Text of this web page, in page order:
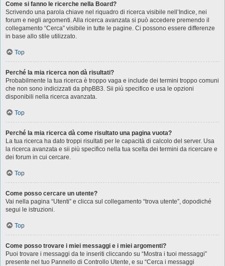
Come si fanno le ricerche nella Board?
Scrivendo una parola chiave nel riquadro di ricerca visibile nell’Indice, nei
forum e negli argomenti. Alla ricerca avanzata si può accedere premendo il
collegamento “Cerca” visibile in tutte le pagine. Ci possono essere differenze
in base allo stile utilizzato.
Top
Perché la mia ricerca non dà risultati?
Probabilmente la tua ricerca è troppo vaga e include dei termini troppo comuni
che non sono indicizzati da phpBB3. Sii più specifico e usa le opzioni
disponibili nella ricerca avanzata.
Top
Perché la mia ricerca dà come risultato una pagina vuota?
La tua ricerca ha dato troppi risultati per le capacità di calcolo del server. Usa
la ricerca avanzata e sii più specifico nella tua scelta dei termini da ricercare e
dei forum in cui cercare.
Top
Come posso cercare un utente?
Vai nella pagina “Utenti” e clicca sul collegamento “trova utente”, dopodiché
segui le istruzioni.
Top
Come posso trovare i miei messaggi e i miei argomenti?
Puoi trovare i messaggi da te inseriti cliccando su “Mostra i tuoi messaggi”
presente nel tuo Pannello di Controllo Utente, e su “Cerca i messaggi